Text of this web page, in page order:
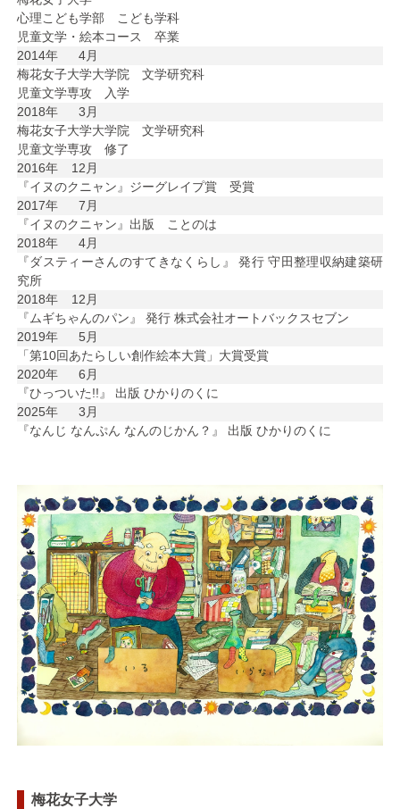
心理こども学部 こども学科
児童文学・絵本コース 卒業
2014年
4月
梅花女子大学大学院 文学研究科
児童文学専攻 入学
2018年
3月
梅花女子大学大学院 文学研究科
児童文学専攻 修了
2016年
12月
『イヌのクニャン』ジーグレイプ賞 受賞
2017年
7月
『イヌのクニャン』出版 ことのは
2018年
4月
『ダスティーさんのすてきなくらし』 発行 守田整理収納建築研
究所
2018年
12月
『ムギちゃんのパン』 発行 株式会社オートバックスセブン
2019年
5月
「第10回あたらしい創作絵本大賞」大賞受賞
2020年
6月
『ひっついた!!』 出版 ひかりのくに
2025年
3月
『なんじ なんぷん なんのじかん？』 出版 ひかりのくに
梅花女子大学